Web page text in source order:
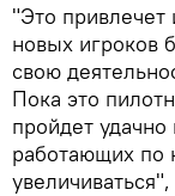
"Это привлечет
новых игроков
свою
Пока это
пройдет
работающих по